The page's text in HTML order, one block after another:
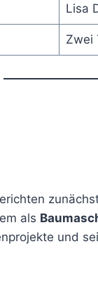
Lisa
Zwei
als
und